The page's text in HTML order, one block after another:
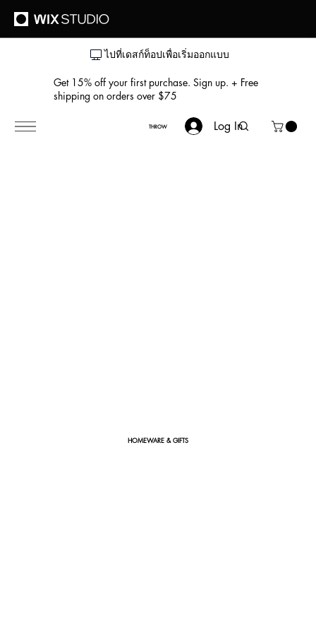
ไปที่เดสก์ท็อปเพื่อเริ่มออกแบบ